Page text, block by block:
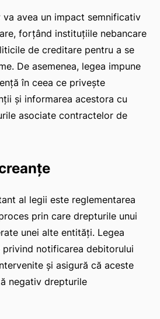
avea un impact semnificativ
forțând instituțiile nebancare
de creditare pentru a se
De asemenea, legea impune
în ceea ce privește
și informarea acestora cu
asociate contractelor de
al legii este reglementarea
prin care drepturile unui
unei alte entități. Legea
privind notificarea debitorului
și asigură că aceste
negativ drepturile